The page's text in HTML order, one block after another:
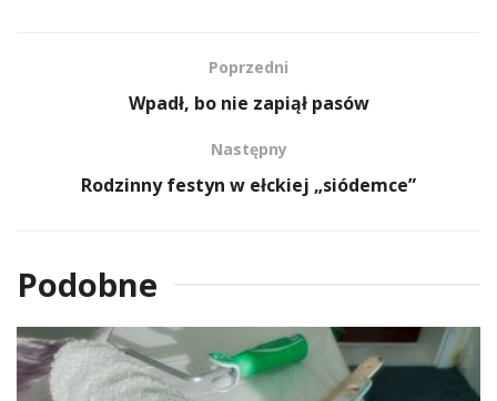
Poprzedni
Wpadł, bo nie zapiął pasów
Następny
Rodzinny festyn w ełckiej „siódemce”
Podobne